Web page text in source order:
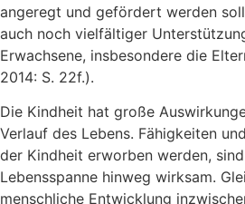
angeregt und gefördert werden
auch noch vielfältiger
Erwachsene, insbesondere die
2014: S. 22f.).
Die Kindheit hat große
Verlauf des Lebens. Fähigkeiten
der Kindheit erworben werden,
Lebensspanne hinweg wirksam.
menschliche Entwicklung